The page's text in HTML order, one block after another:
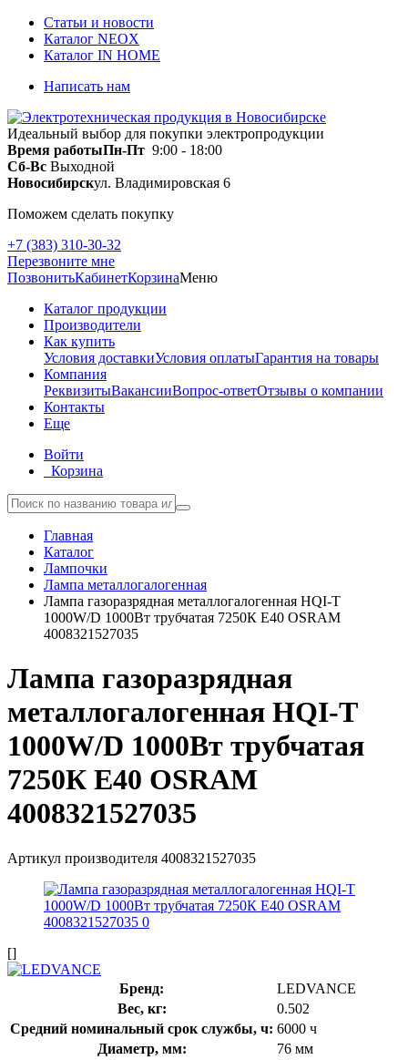
Статьи и новости
Каталог NEOX
Каталог IN HOME
Написать нам
Идеальный выбор для покупки электропродукции
Время работыПн-Пт 9:00 - 18:00
Сб-Вс Выходной
Новосибирскул. Владимировская 6
Поможем сделать покупку
+7 (383) 310-30-32
Перезвоните мне
ПозвонитьКабинетКорзинаМеню
Каталог продукции
Производители
Как купить
Условия доставкиУсловия оплатыГарантия на товары
Компания
РеквизитыВакансииВопрос-ответОтзывы о компании
Контакты
Еще
Войти
Корзина
Главная
Каталог
Лампочки
Лампа металлогалогенная
Лампа газоразрядная металлогалогенная HQI-T
1000W/D 1000Вт трубчатая 7250К E40 OSRAM
4008321527035
Лампа газоразрядная
металлогалогенная HQI-T
1000W/D 1000Вт трубчатая
7250К E40 OSRAM
4008321527035
Артикул производителя 4008321527035
[]
Бренд:
LEDVANCE
Вес, кг:
0.502
Средний номинальный срок службы, ч: 6000 ч
Диаметр, мм:
76 мм